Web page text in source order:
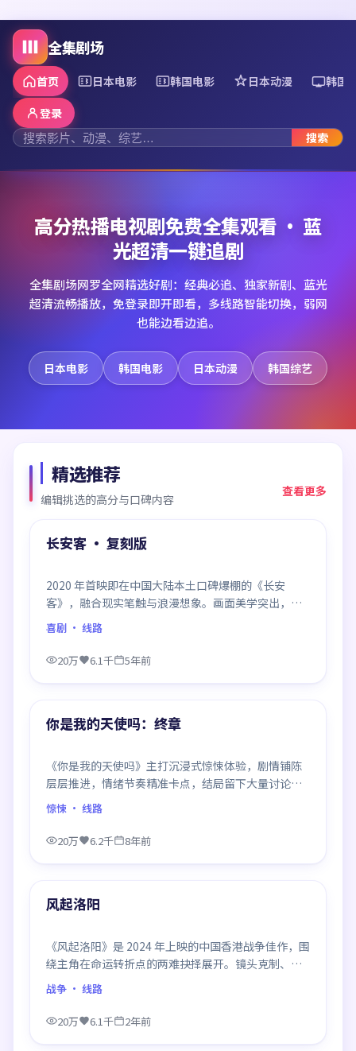
全集剧场
首页 日本电影 韩国电影 日本动漫 韩国
搜索
登录
高分热播电视剧免费全集观看 · 蓝
光超清一键追剧
全集剧场网罗全网精选好剧：经典必追、独家新剧、蓝光
超清流畅播放，免登录即开即看，多线路智能切换，弱网
也能边看边追。
日本电影 韩国电影 日本动漫 韩国综艺
精选推荐
编辑挑选的高分与口碑内容
查看更多
精选
99:50
长安客 · 复刻版
2020 年首映即在中国大陆本土口碑爆棚的《长安
客》，融合现实笔触与浪漫想象。画面美学突出，节
奏拿捏到位，是当年话题度居高不下的代表作。
喜剧 · 线路
20万 6.1千 5年前
精选
你是我的天使吗：终章
《你是我的天使吗》主打沉浸式惊悚体验，剧情铺陈
层层推进，情绪节奏精准卡点，结局留下大量讨论空
间，适合喜欢慢热好戏的观众。
惊悚 · 线路
20万 6.2千 8年前
精选
风起洛阳
《风起洛阳》是 2024 年上映的中国香港战争佳作，围
绕主角在命运转折点的两难抉择展开。镜头克制、情
感浓烈，伏笔层层铺陈，结尾出人意料，是同类题材
中口碑回潮的一部。
战争 · 线路
20万 6.1千 2年前